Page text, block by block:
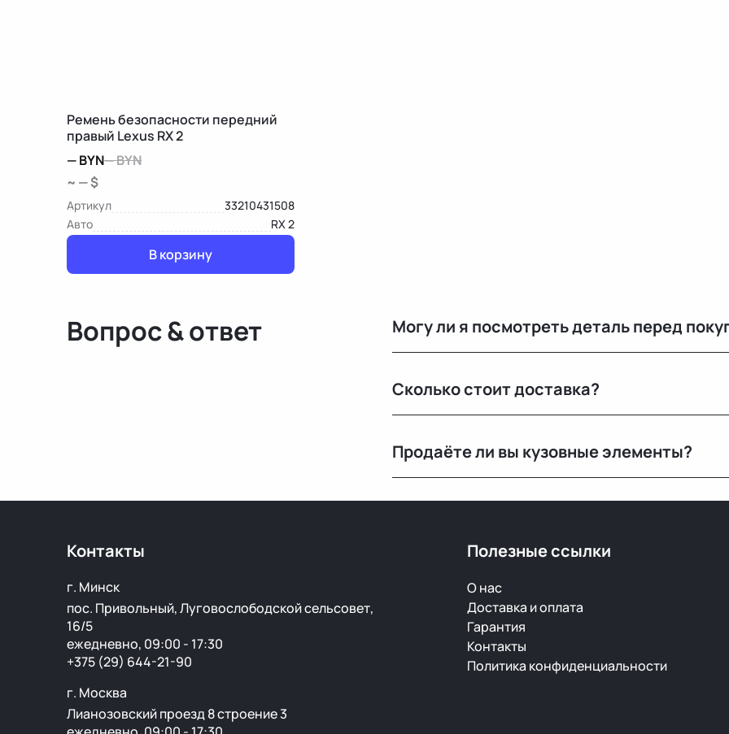
Ремень безопасности передний
правый Lexus RX 2
—BYN—BYN
~ — $
Артикул
33210431508
Авто
RX 2
В корзину
Вопрос & ответ Могу ли я посмотреть деталь перед
видеообзор.
Сколько стоит доставка?
при оформлении.
Продаёте ли вы кузовные элементы?
Контакты
г. Минск
пос. Привольный, Луговослободской сельсовет,
16/5
ежедневно, 09:00 - 17:30
+375 (29) 644-21-90
г. Москва
Лианозовский проезд 8 строение 3
Полезные ссылки
О нас
Доставка и оплата
Гарантия
Контакты
Политика конфиденциальности